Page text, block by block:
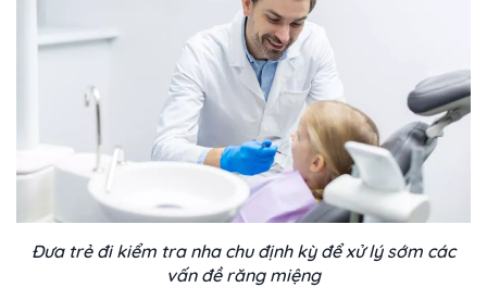
Đưa trẻ đi kiểm tra nha chu định kỳ để xử lý sớm các
vấn đề răng miệng